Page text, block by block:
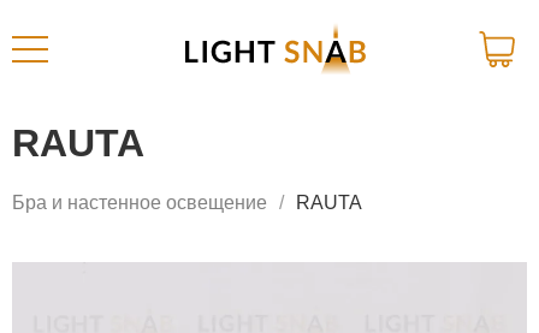
RAUTA
Бра и настенное освещение RAUTA